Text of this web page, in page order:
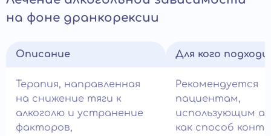
на фоне дранкорексии
Описание
Терапия, направленная
на снижение тяги к
алкоголю и устранение
факторов,
Для кого
Рекомендуется
пациентам,
использующим
как способ